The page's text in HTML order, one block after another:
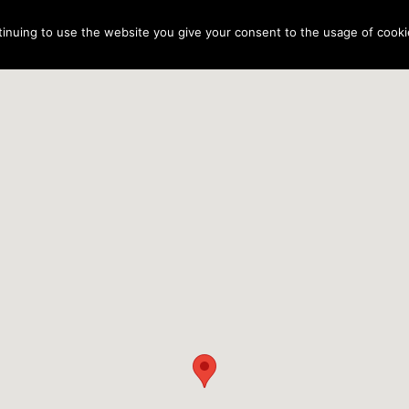
to use the website you give your consent to the usage of